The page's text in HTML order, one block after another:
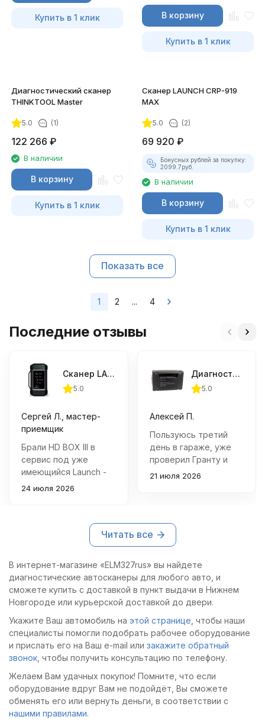
Купить в 1 клик В корзину
Купить в 1 клик
Диагностический сканер
THINKTOOL Master
5.0 (1)
122 266 ₽
В наличии
В корзину
Купить в 1 клик
Сканер LAUNCH CRP-919
MAX
5.0 (2)
69 920 ₽
Бонусных рублей за покупку:
2099.7руб.
В наличии
В корзину
Купить в 1 клик
Показать все
1 2 ... 4
Последние отзывы
Сканер LAUNCH X431 HD BOX III (без планшета)
5.0
Сергей Л., мастер-
приемщик
Брали HD BOX III в
сервис под уже
имеющийся Launch -
за несколько дней
стабильно, ошибки и
параметры читает
Корпус крепкий,
индикаторы связи
реально удобные, а
переходников в кейсе
очень много - ничего
сразу докупать не
пришлось. Из нюансов
- комплект тяжеловат
и с обновлениями в
первый вечер
пришлось повозиться,
ну и планшета здесь
нет. А так аппарат
24 июля 2026
Диагностический сканер АВТОАС-СКАН - Старт
5.0
Алексей П.
Пользуюсь третий
день в гараже, уже
проверил Гранту и
Газель - к ноутбуку на
быстро, параметры в
реальном времени
показывает
Трехметровый USB-
кабель реально
удобный, ноут не
приходится держать
возле самой колодки,
разъемы сидят
плотно. Интерфейс
поначалу показался
старомодным, но за
вечер разобрался. Из
нюансов - для
21 июля 2026
Читать все
В интернет-магазине «ELM327rus» вы найдете
диагностические автосканеры для любого авто, и
сможете купить с доставкой в пункт выдачи в Нижнем
Новгороде или курьерской доставкой до двери.
Укажите Ваш автомобиль на этой странице , чтобы наши
специалисты помогли подобрать рабочее оборудование
и прислать его на Ваш e-mail или закажите обратный
звонок , чтобы получить консультацию по телефону.
Желаем Вам удачных покупок! Помните, что если
оборудование вдруг Вам не подойдёт, Вы сможете
обменять его или вернуть деньги, в соответствии с
нашими правилами.